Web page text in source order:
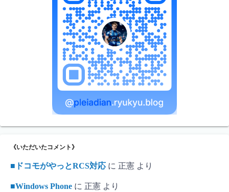
《いただいたコメント》
■ドコモがやっとRCS対応 に 正憲 より
■Windows Phone に 正憲 より